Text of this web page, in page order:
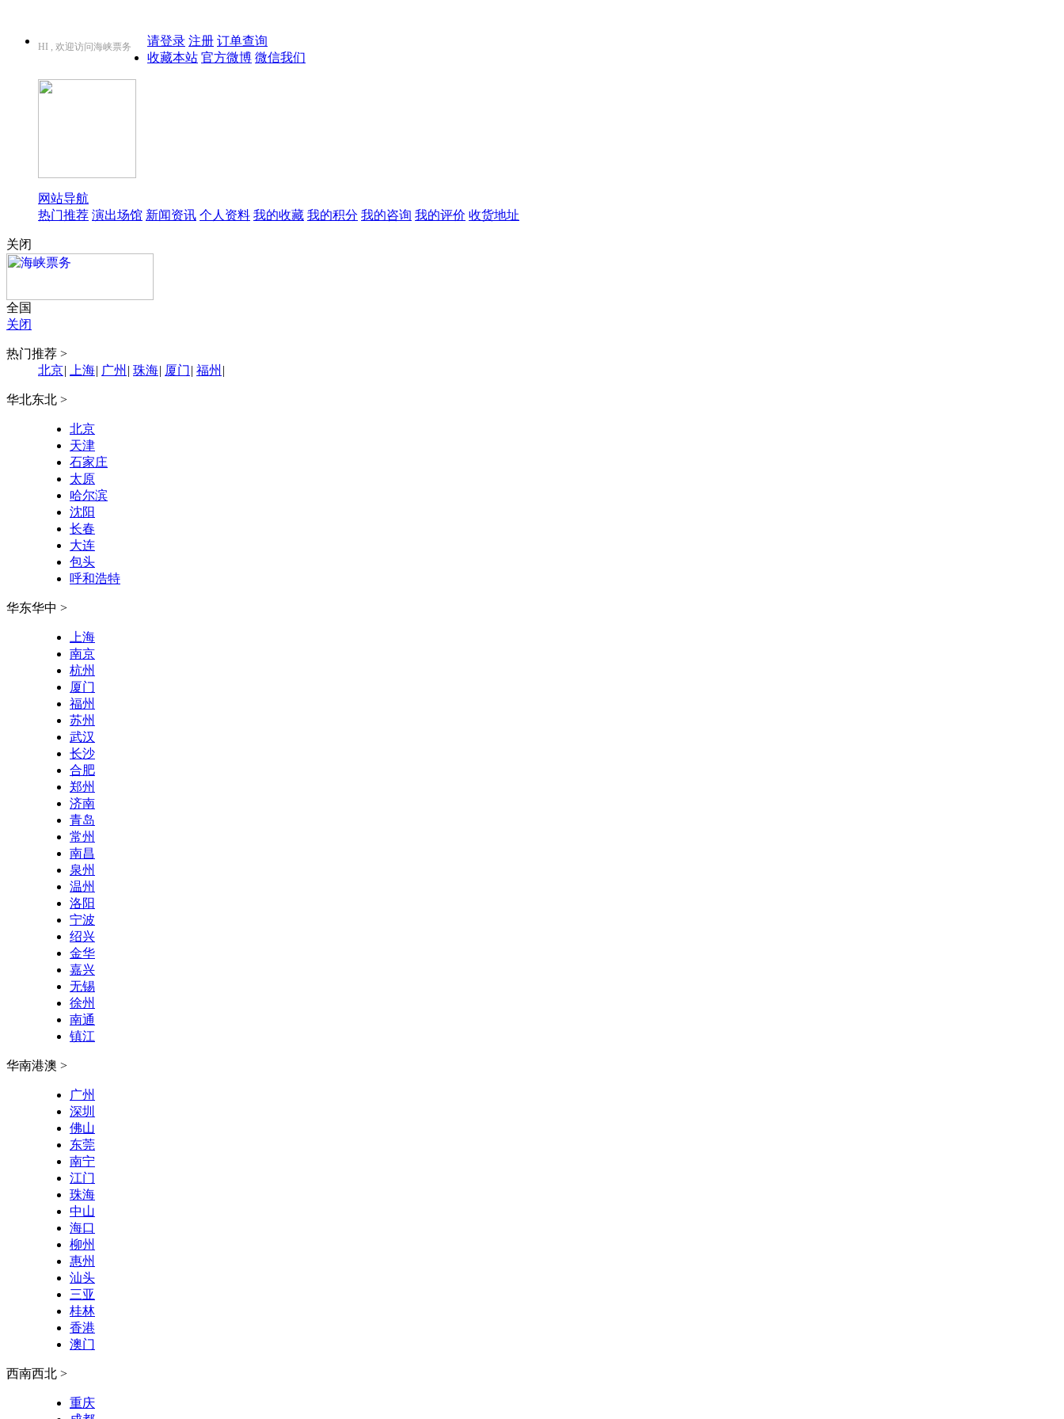
HI , 欢迎访问海峡票务 请登录 注册 订单查询
收藏本站 官方微博 微信我们
网站导航
热门推荐 演出场馆 新闻资讯 个人资料 我的收藏 我的积分 我的咨询 我的评价 收货地址
关闭
全国
关闭
热门推荐 >
北京| 上海| 广州 | 珠海| 厦门 | 福州 |
华北东北 >
北京
天津
石家庄
太原
哈尔滨
沈阳
长春
大连
包头
呼和浩特
华东华中 >
上海
南京
杭州
厦门
福州
苏州
武汉
长沙
合肥
郑州
济南
青岛
常州
南昌
泉州
温州
洛阳
宁波
绍兴
金华
嘉兴
无锡
徐州
南通
镇江
华南港澳 >
广州
深圳
佛山
东莞
南宁
江门
珠海
中山
海口
柳州
惠州
汕头
三亚
桂林
香港
澳门
西南西北 >
重庆